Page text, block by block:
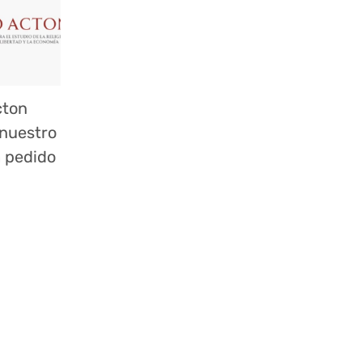
pedido